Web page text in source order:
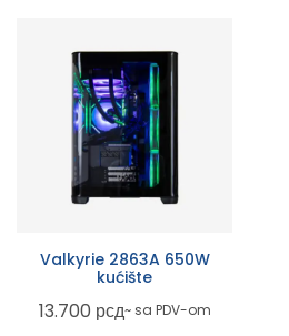
Valkyrie 2863A 650W
kućište
13.700 рсд~ sa PDV-om